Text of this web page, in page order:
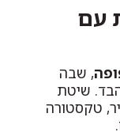
עם
, שבה
שיטת
טקסטורה